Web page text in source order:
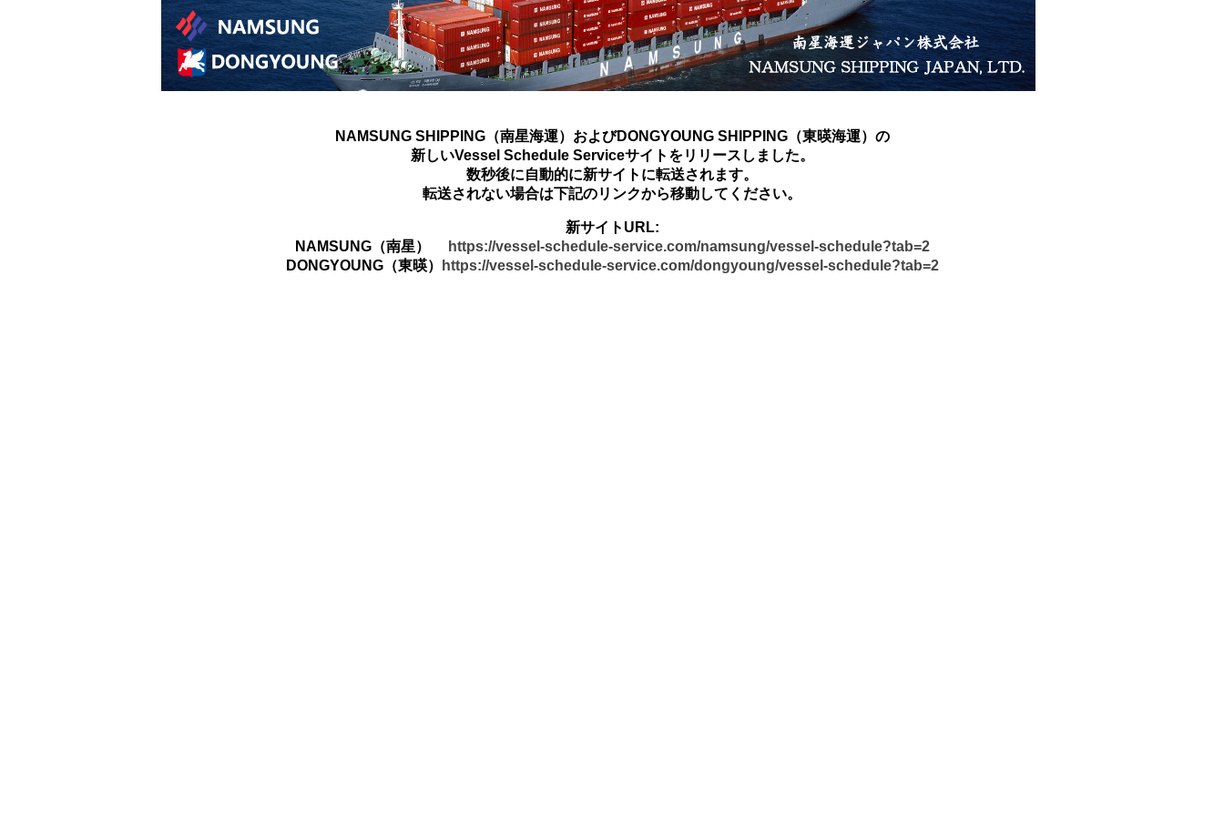
NAMSUNG SHIPPING（南星海運）およびDONGYOUNG SHIPPING（東暎海運）の
新しいVessel Schedule Serviceサイトをリリースしました。
数秒後に自動的に新サイトに転送されます。
転送されない場合は下記のリンクから移動してください。
新サイトURL:
NAMSUNG（南星）
https://vessel-schedule-service.com/namsung/vessel-schedule?tab=2
DONGYOUNG（東暎）
https://vessel-schedule-service.com/dongyoung/vessel-schedule?tab=2